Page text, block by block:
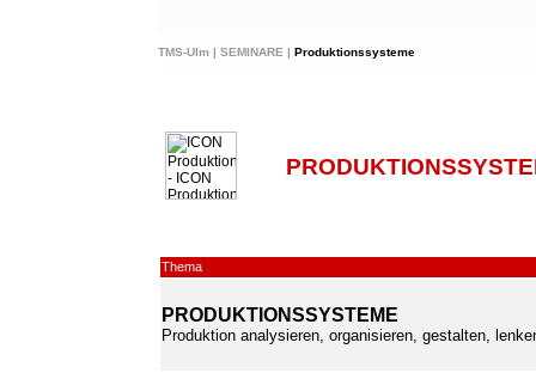
TMS-Ulm | SEMINARE | Produktionssysteme
Thema
PRODUKTIONSSYSTEME
Produktion analysieren, organisieren, gestalten,